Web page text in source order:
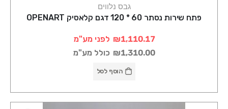
גבס נלווים
פתח שירות נסתר 60 * 120 דגם קלאסיק OPENART
₪1,110.17 לפני מע"מ
₪1,310.00 כולל מע"מ
הוסף לסל